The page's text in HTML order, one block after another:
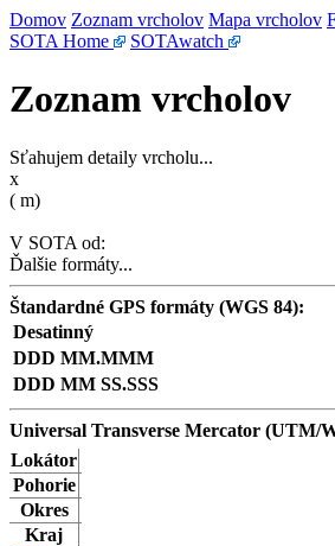
Domov Zoznam vrcholov Mapa vrcholov
SOTA Home
SOTAwatch
Zoznam vrcholov
Sťahujem detaily vrcholu...
x
( m)
V SOTA od:
Ďalšie formáty...
Štandardné GPS formáty (WGS 84):
Desatinný
DDD MM.MMM
DDD MM SS.SSS
Universal Transverse Mercator (UTM/
Lokátor
Pohorie
Okres
Kraj